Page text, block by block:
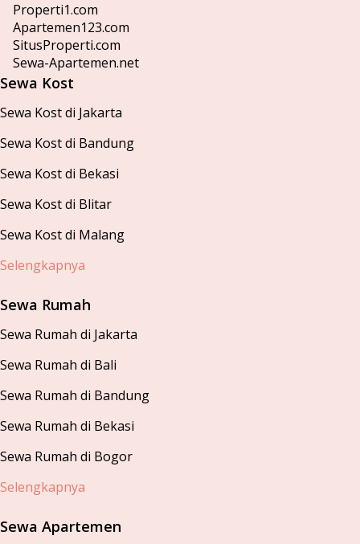
Properti1.com
Apartemen123.com
SitusProperti.com
Sewa-Apartemen.net
Sewa Kost
Sewa Kost di Jakarta
Sewa Kost di Bandung
Sewa Kost di Bekasi
Sewa Kost di Blitar
Sewa Kost di Malang
Selengkapnya
Sewa Rumah
Sewa Rumah di Jakarta
Sewa Rumah di Bali
Sewa Rumah di Bandung
Sewa Rumah di Bekasi
Sewa Rumah di Bogor
Selengkapnya
Sewa Apartemen